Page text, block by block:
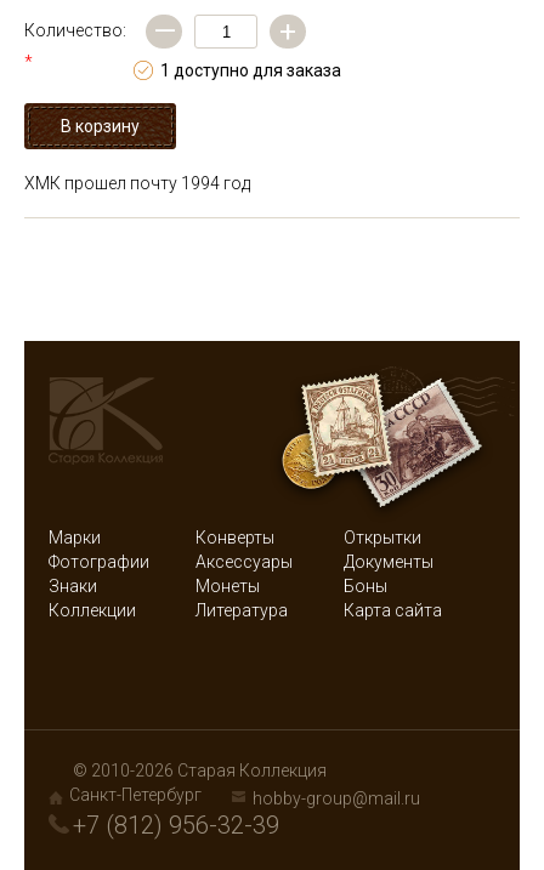
Количество:
*
— +
1 доступно для заказа
ХМК прошел почту 1994 год
Марки Конверты
Открытки
Фотографии
Аксессуары
Документы
Знаки
Монеты
Боны
Коллекции
Литература Карта сайта
© 2010-2026 Старая Коллекция
Санкт-Петербург
hobby-group@mail.ru
+7 (812) 956-32-39